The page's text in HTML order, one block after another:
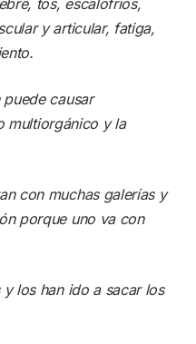
tos, escalofríos,
y articular, fatiga,
causar
multiorgánico y la
con muchas galerías y
porque uno va con
y los han ido a sacar los